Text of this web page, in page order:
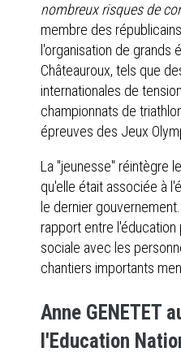
nombreux risques de
membre des
l'organisation de grands
Châteauroux, tels que
internationales de
championnats de
épreuves des Jeux
La "jeunesse" réintègre
qu'elle était associée à
le dernier
rapport entre l'éducation
sociale avec les
chantiers importants
Anne GENETET
l'Education